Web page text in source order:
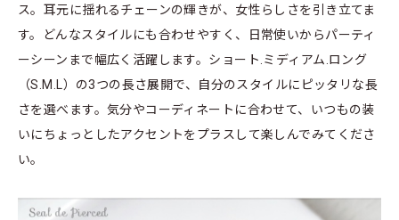
ス。耳元に揺れるチェーンの輝きが、女性らしさを引き立てま
す。どんなスタイルにも合わせやすく、日常使いからパーティ
ーシーンまで幅広く活躍します。ショート.ミディアム.ロング
（S.M.L）の3つの長さ展開で、自分のスタイルにピッタリな長
さを選べます。気分やコーディネートに合わせて、いつもの装
いにちょっとしたアクセントをプラスして楽しんでみてくださ
い。